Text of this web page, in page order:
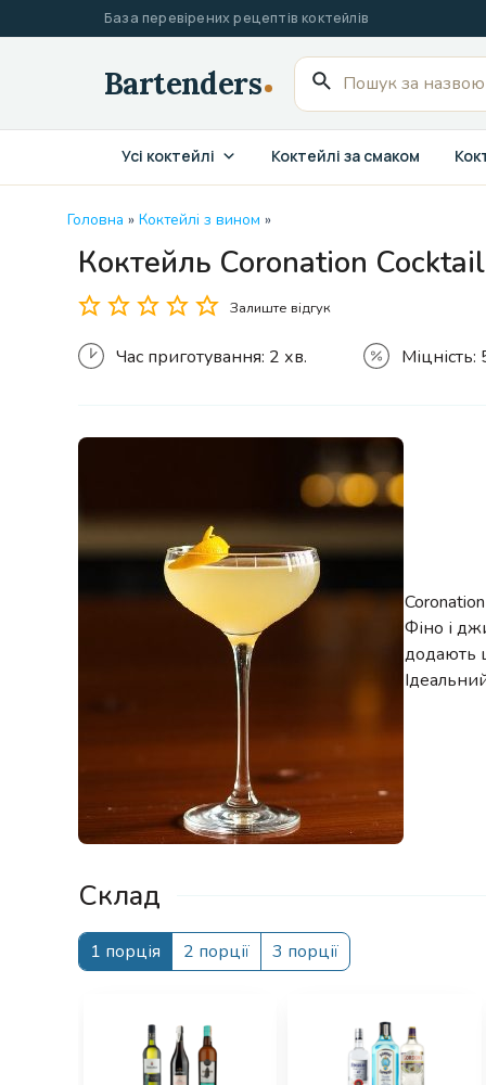
до
База перевірених рецептів коктейлів
Пошук
для:
Усі коктейлі Коктейлі за смаком
Головна » Коктейлі з вином »
Коктейль Coronation
Залиште відгук
Час приготування: 2 хв. Міцність:
Фіно і
додають
Склад
1 порція 2 порції 3 порції